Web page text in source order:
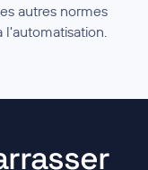
autres normes